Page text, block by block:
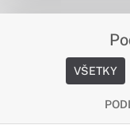
VŠETKY